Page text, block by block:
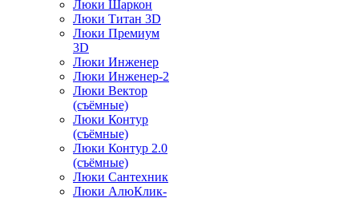
Люки Шаркон
Люки Титан 3D
Люки Премиум
3D
Люки Инженер
Люки Инженер-2
Люки Вектор
(съёмные)
Люки Контур
(съёмные)
Люки Контур 2.0
(съёмные)
Люки Сантехник
Люки АлюКлик-